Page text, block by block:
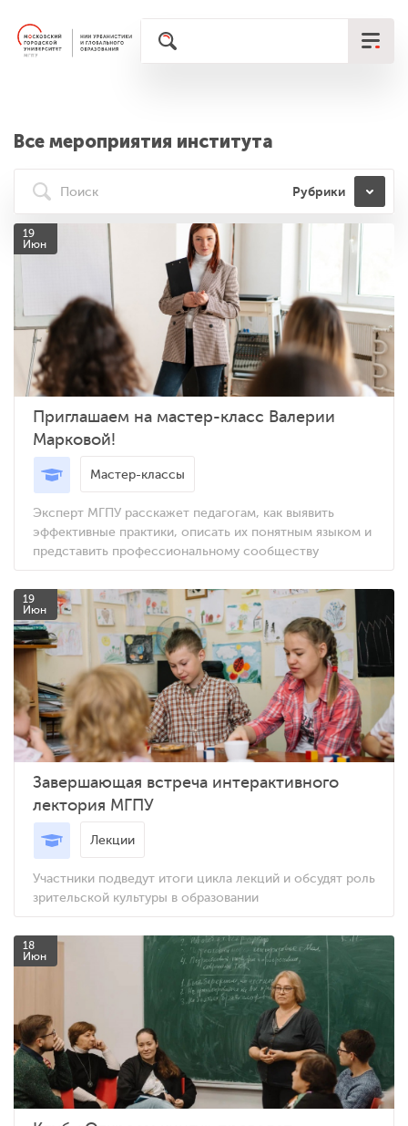
Все мероприятия института
Рубрики
19
Июн
Приглашаем на мастер-класс Валерии
Марковой!
Мастер-классы
Эксперт МГПУ расскажет педагогам, как выявить
эффективные практики, описать их понятным языком и
представить профессиональному сообществу
19
Июн
Завершающая встреча интерактивного
лектория МГПУ
Лекции
Участники подведут итоги цикла лекций и обсудят роль
зрительской культуры в образовании
18
Июн